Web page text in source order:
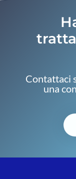
Contattaci
una